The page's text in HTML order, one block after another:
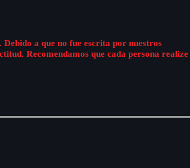
a que no fue escrita por nuestros
Recomendamos que cada persona realize